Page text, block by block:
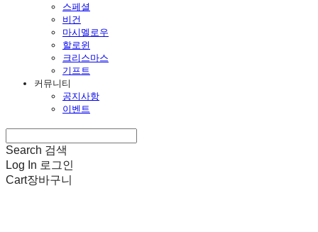
스페셜
비건
마시멜로우
할로윈
크리스마스
기프트
커뮤니티
공지사항
이벤트
Search 검색
Log In 로그인
Cart장바구니